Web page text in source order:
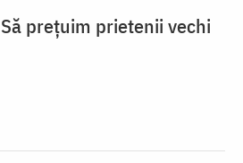
Să prețuim prietenii vechi